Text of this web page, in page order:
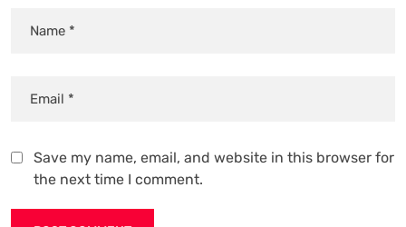
Save my name, email, and website in this browser for
the next time I comment.